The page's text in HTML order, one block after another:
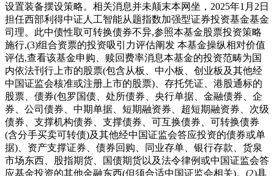
设置装备摆设策略。相关消息并未颠末本网坐，2025年1月2日
担任西部利得中证人工智能从题指数加强型证券投资基金基金
司理。此中债性取可转换债券不异,参照本基金股票投资策略
施行,(3)组合资票的投资吸引力评估阐发 本基金操纵相对价值
评估,查看该基金申购、赎回费率消息本基金的投资范畴为国
内依法刊行上市的股票(包含从板、中小板、创业板及其他经
中国证监会核准或注册上市的股票)、存托凭证、港股通标的
股票、债券(包罗国债、处所债券、央行单据、金融债券、企
券、公司债券、中期单据、短期融资券、超短期融资券、次级
债券、支撑机构债券、支撑债券、可互换债券、可转换债券
(含分手买卖可转债)及其他经中国证监会答应投资的债券或单
据)、资产支撑证券、债券回购、同业存单、银行存款、货泉
市场东西、股指期货、国债期货以及法令律例或中国证监会答
应基金投资的其他金融东西(但须合适中国证监会相关)。(2)具